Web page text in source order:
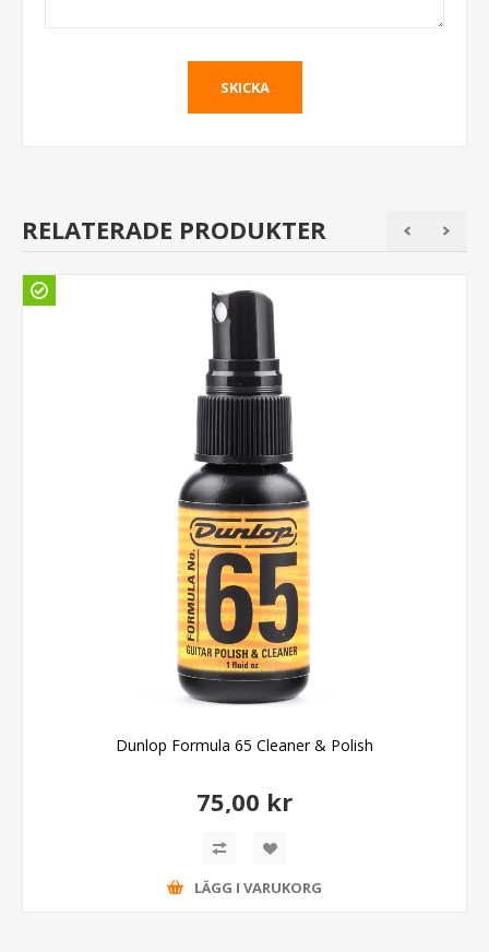
RELATERADE PRODUKTER
Dunlop Formula 65 Cleaner & Polish
75,00 kr
LÄGG I VARUKORG